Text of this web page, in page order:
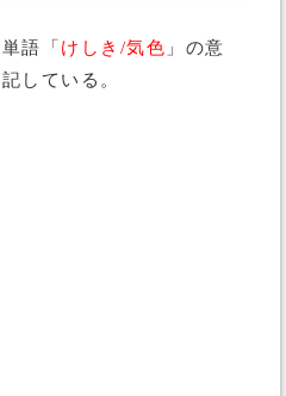
語「 けしき/気色 」の意
している。